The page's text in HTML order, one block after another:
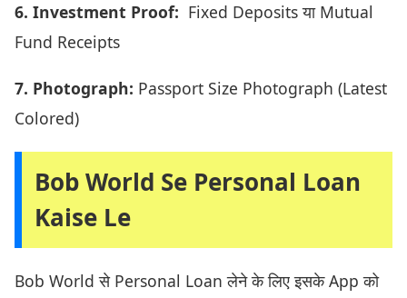
6. Investment Proof: Fixed Deposits या Mutual
Fund Receipts
7. Photograph: Passport Size Photograph (Latest
Colored)
Bob World Se Personal Loan
Kaise Le
Bob World से Personal Loan लेने के लिए इसके App को